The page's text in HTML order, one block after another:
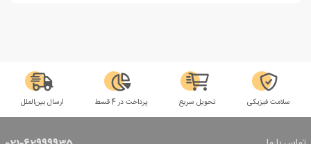
سلامت فیزیکی تحویل سریع پرداخت در 4 قسط ارسال بین‌الملل